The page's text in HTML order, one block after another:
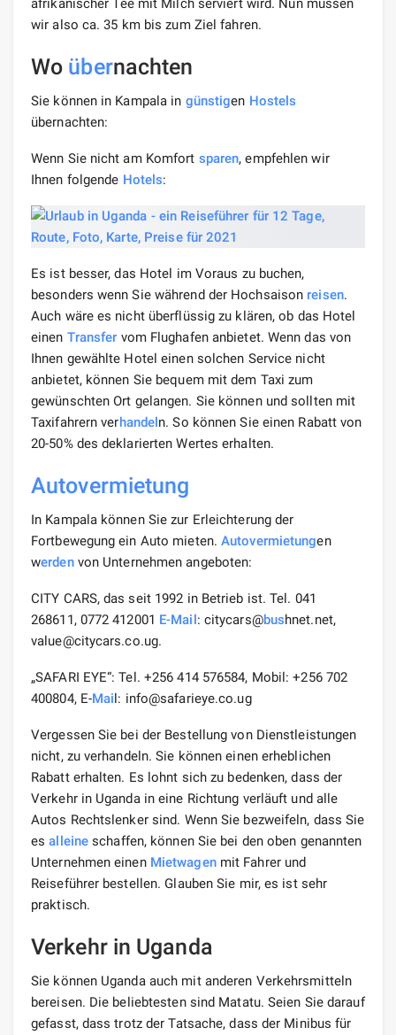
afrikanischer Tee mit Milch serviert wird. Nun müssen
wir also ca. 35 km bis zum Ziel fahren.
Wo übernachten
Sie können in Kampala in günstigen Hostels
übernachten:
Wenn Sie nicht am Komfort sparen, empfehlen wir
Ihnen folgende Hotels:
Es ist besser, das Hotel im Voraus zu buchen,
besonders wenn Sie während der Hochsaison reisen.
Auch wäre es nicht überflüssig zu klären, ob das Hotel
einen Transfer vom Flughafen anbietet. Wenn das von
Ihnen gewählte Hotel einen solchen Service nicht
anbietet, können Sie bequem mit dem Taxi zum
gewünschten Ort gelangen. Sie können und sollten mit
Taxifahrern verhandeln. So können Sie einen Rabatt von
20-50% des deklarierten Wertes erhalten.
Autovermietung
In Kampala können Sie zur Erleichterung der
Fortbewegung ein Auto mieten.Autovermietungen
werdenvon Unternehmen angeboten:
CITY CARS, das seit 1992 in Betrieb ist. Tel. 041
268611, 0772 412001 E-Mail: citycars@bushnet.net,
value@citycars.co.ug.
„SAFARI EYE“: Tel. +256 414 576584, Mobil: +256 702
400804, E-Mail: info@safarieye.co.ug
Vergessen Sie bei der Bestellung von Dienstleistungen
nicht, zu verhandeln. Sie können einen erheblichen
Rabatt erhalten. Es lohnt sich zu bedenken, dass der
Verkehr in Uganda in eine Richtung verläuft und alle
Autos Rechtslenker sind. Wenn Sie bezweifeln, dass Sie
esalleine schaffen, können Sie bei den oben genannten
Unternehmen einen Mietwagenmit Fahrer und
Reiseführer bestellen. Glauben Sie mir, es ist sehr
praktisch.
Verkehr in Uganda
Sie können Uganda auch mit anderen Verkehrsmitteln
bereisen. Die beliebtesten sind Matatu. Seien Sie darauf
gefasst, dass trotz der Tatsache, dass der Minibus für